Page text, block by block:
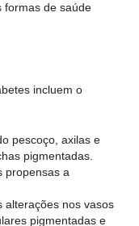
formas de saúde
incluem o
pescoço, axilas e
pigmentadas.
propensas a
alterações nos vasos
pigmentadas e